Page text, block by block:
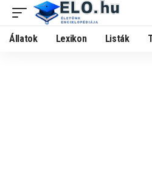
Állatok Lexikon Listák